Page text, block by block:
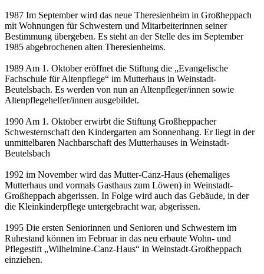
1987 Im September wird das neue Theresienheim in Großheppach
mit Wohnungen für Schwestern und Mitarbeiterinnen seiner
Bestimmung übergeben. Es steht an der Stelle des im September
1985 abgebrochenen alten Theresienheims.
1989 Am 1. Oktober eröffnet die Stiftung die „Evangelische
Fachschule für Altenpflege“ im Mutterhaus in Weinstadt-
Beutelsbach. Es werden von nun an Altenpfleger/innen sowie
Altenpflegehelfer/innen ausgebildet.
1990 Am 1. Oktober erwirbt die Stiftung Großheppacher
Schwesternschaft den Kindergarten am Sonnenhang. Er liegt in der
unmittelbaren Nachbarschaft des Mutterhauses in Weinstadt-
Beutelsbach
1992 im November wird das Mutter-Canz-Haus (ehemaliges
Mutterhaus und vormals Gasthaus zum Löwen) in Weinstadt-
Großheppach abgerissen. In Folge wird auch das Gebäude, in der
die Kleinkinderpflege untergebracht war, abgerissen.
1995 Die ersten Seniorinnen und Senioren und Schwestern im
Ruhestand können im Februar in das neu erbaute Wohn- und
Pflegestift „Wilhelmine-Canz-Haus“ in Weinstadt-Großheppach
einziehen.